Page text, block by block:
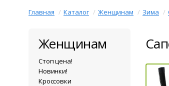
Главная Каталог Женщинам Зима
Женщинам
Стоп цена!
Новинки!
Кроссовки